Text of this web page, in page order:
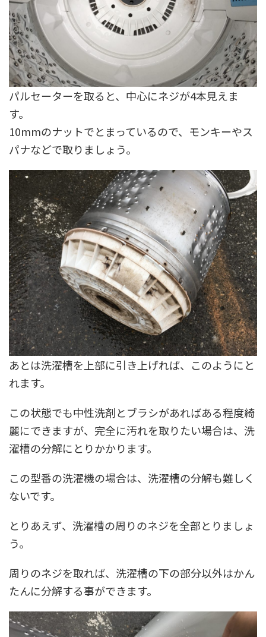
パルセーターを取ると、中心にネジが4本見えま
す。
10mmのナットでとまっているので、モンキーやス
パナなどで取りましょう。
あとは洗濯槽を上部に引き上げれば、このようにと
れます。
この状態でも中性洗剤とブラシがあればある程度綺
麗にできますが、完全に汚れを取りたい場合は、洗
濯槽の分解にとりかかります。
この型番の洗濯機の場合は、洗濯槽の分解も難しく
ないです。
とりあえず、洗濯槽の周りのネジを全部とりましょ
う。
周りのネジを取れば、洗濯槽の下の部分以外はかん
たんに分解する事ができます。